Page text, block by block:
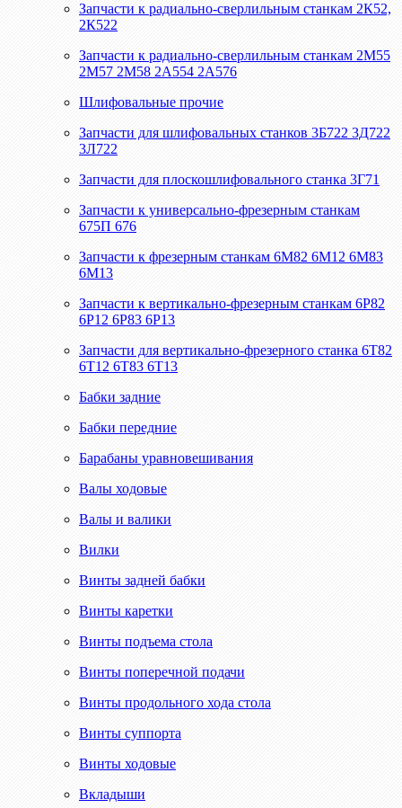
Запчасти к радиально-сверлильным станкам 2К52,
2К522
Запчасти к радиально-сверлильным станкам 2М55
2М57 2М58 2А554 2А576
Шлифовальные прочие
Запчасти для шлифовальных станков 3Б722 3Д722
3Л722
Запчасти для плоскошлифовального станка 3Г71
Запчасти к универсально-фрезерным станкам
675П 676
Запчасти к фрезерным станкам 6М82 6М12 6М83
6М13
Запчасти к вертикально-фрезерным станкам 6Р82
6Р12 6Р83 6Р13
Запчасти для вертикально-фрезерного станка 6Т82
6Т12 6Т83 6Т13
Бабки задние
Бабки передние
Барабаны уравновешивания
Валы ходовые
Валы и валики
Вилки
Винты задней бабки
Винты каретки
Винты подъема стола
Винты поперечной подачи
Винты продольного хода стола
Винты суппорта
Винты ходовые
Вкладыши